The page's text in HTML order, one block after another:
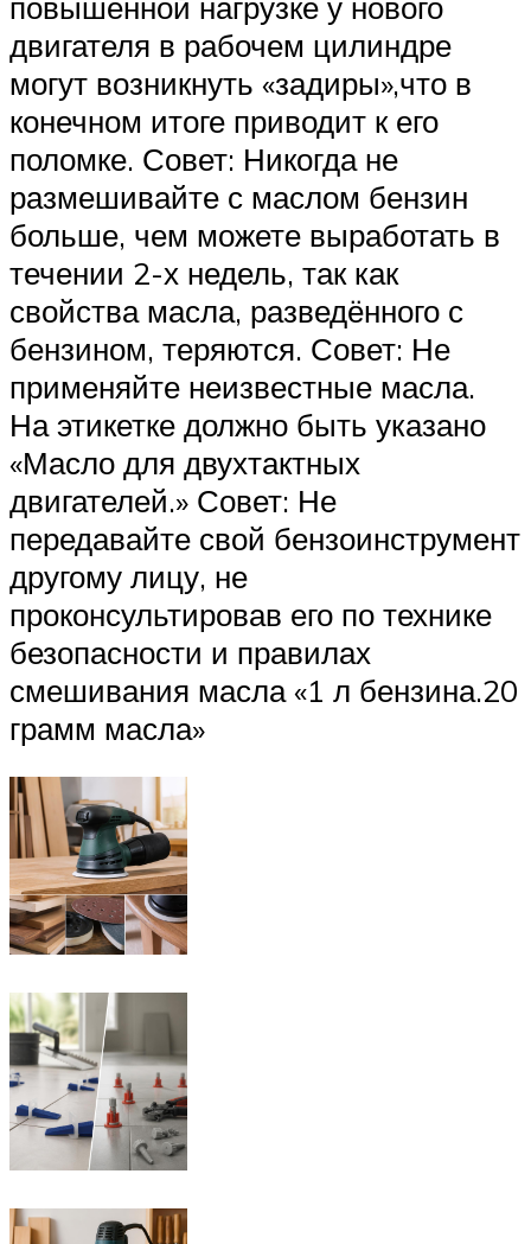
двигателя в рабочем цилиндре
могут возникнуть «задиры»,что в
конечном итоге приводит к его
поломке. Совет: Никогда не
размешивайте с маслом бензин
больше, чем можете выработать в
течении 2-х недель, так как
свойства масла, разведённого с
бензином, теряются. Совет: Не
применяйте неизвестные масла.
На этикетке должно быть указано
«Масло для двухтактных
двигателей.» Совет: Не
передавайте свой бензоинструмент
другому лицу, не
проконсультировав его по технике
безопасности и правилах
смешивания масла «1 л бензина.20
грамм масла»